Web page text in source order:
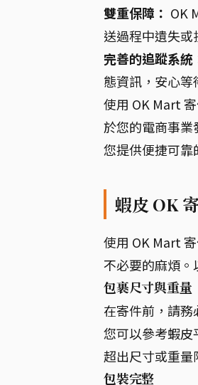
雙重保障： OK
送過程中遺失或
完善的追蹤系統
態資訊，安心等
使用 OK Mart
於您的電商事
您提供便捷可靠
蝦皮 OK
使用 OK Mart
不必要的麻煩。
包裹尺寸與重量
在寄件前，請務
您可以參考蝦皮
超出尺寸或重量
包裝完整